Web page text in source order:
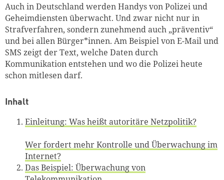
Auch in Deutschland werden Handys von Polizei und
Geheimdiensten überwacht. Und zwar nicht nur in
Strafverfahren, sondern zunehmend auch „präventiv“
und bei allen Bürger*innen. Am Beispiel von E-Mail und
SMS zeigt der Text, welche Daten durch
Kommunikation entstehen und wo die Polizei heute
schon mitlesen darf.
Inhalt
Einleitung: Was heißt autoritäre Netzpolitik?
Wer fordert mehr Kontrolle und Überwachung im
Internet?
Das Beispiel: Überwachung von